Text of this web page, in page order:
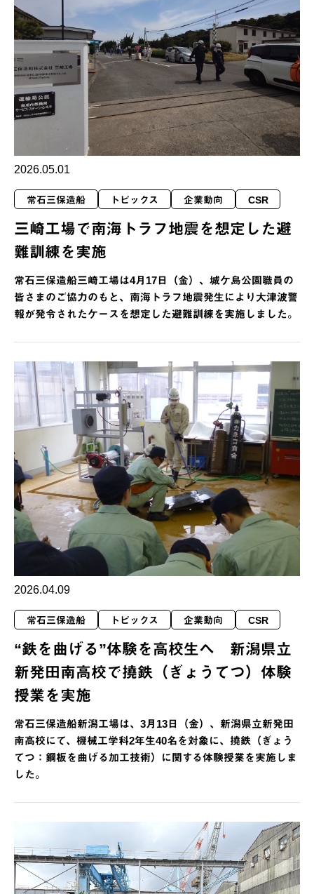
2026.05.01
常石三保造船 トピックス 企業動向 CSR
三崎工場で南海トラフ地震を想定した避
難訓練を実施
常石三保造船三崎工場は4月17日（金）、城ケ島公園職員の
皆さまのご協力のもと、南海トラフ地震発生により大津波警
報が発令されたケースを想定した避難訓練を実施しました。
2026.04.09
常石三保造船 トピックス 企業動向 CSR
“鉄を曲げる”体験を高校生へ 新潟県立
新発田南高校で撓鉄（ぎょうてつ）体験
授業を実施
常石三保造船新潟工場は、3月13日（金）、新潟県立新発田
南高校にて、機械工学科2年生40名を対象に、撓鉄（ぎょう
てつ：鋼板を曲げる加工技術）に関する体験授業を実施しま
した。